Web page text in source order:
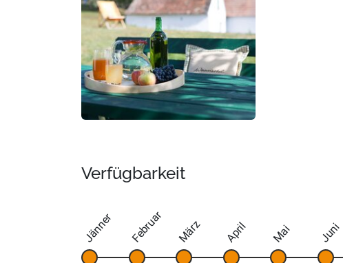
Verfügbarkeit
Jänner Februar März April Mai Juni